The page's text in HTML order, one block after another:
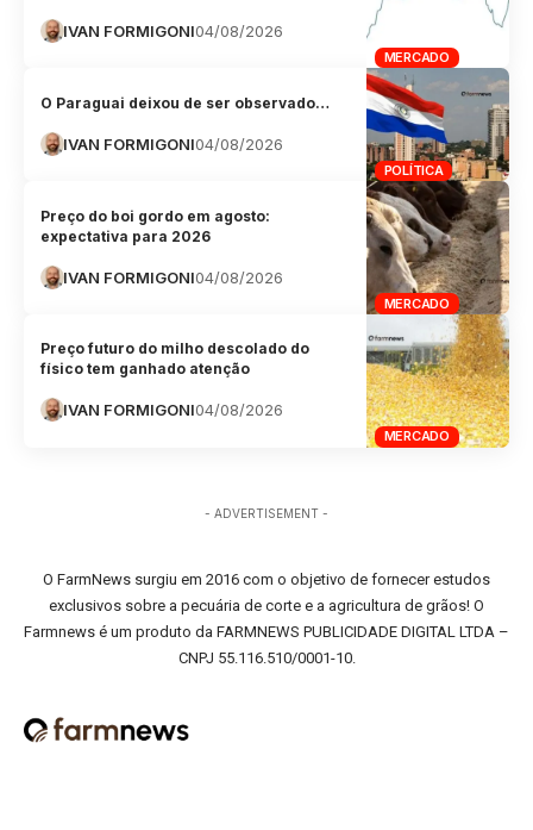
MERCADO
IVAN FORMIGONI04/08/2026
POLÍTICA
O Paraguai deixou de ser observado…
IVAN FORMIGONI04/08/2026
MERCADO
Preço do boi gordo em agosto:
expectativa para 2026
IVAN FORMIGONI04/08/2026
MERCADO
Preço futuro do milho descolado do
físico tem ganhado atenção
IVAN FORMIGONI04/08/2026
- ADVERTISEMENT -
O FarmNews surgiu em 2016 com o objetivo de fornecer estudos
exclusivos sobre a pecuária de corte e a agricultura de grãos! O
Farmnews é um produto da FARMNEWS PUBLICIDADE DIGITAL LTDA –
CNPJ 55.116.510/0001-10.